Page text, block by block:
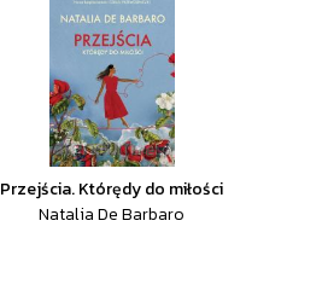
Przejścia. Którędy do miłości
Natalia De Barbaro